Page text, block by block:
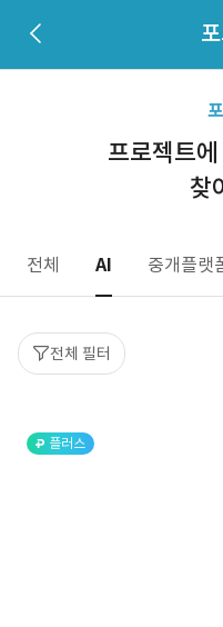
프로젝트
찾
전체 AI 중개플랫
전체 필터
플러스